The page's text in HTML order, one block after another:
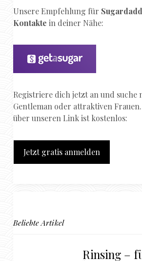
Unsere Empfehlung für
Kontakte in deiner Nähe:
Registriere dich jetzt an und suche
Gentleman oder attraktiven
über unseren Link ist kostenlos:
Jetzt gratis anmelden
Beliebte Artikel
Rinsing –